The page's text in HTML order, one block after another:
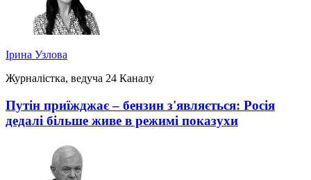
Ірина Узлова
Журналістка, ведуча 24 Каналу
Путін приїжджає – бензин з'являється: Росія
дедалі більше живе в режимі показухи